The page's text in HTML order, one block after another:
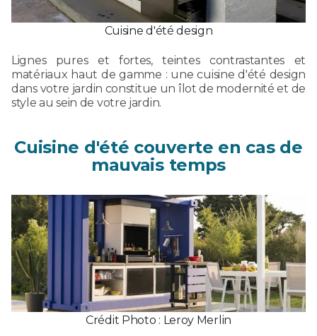
Cuisine d'été design
Lignes pures et fortes, teintes contrastantes et
matériaux haut de gamme : une cuisine d'été design
dans votre jardin constitue un îlot de modernité et de
style au sein de votre jardin.
Cuisine d'été couverte en cas de
mauvais temps
Crédit Photo : Leroy Merlin